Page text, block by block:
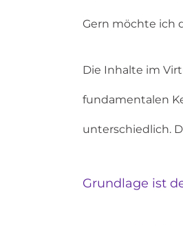
Gern möchte ich
Die Inhalte im
fundamentalen
unterschiedlich.
Grundlage ist